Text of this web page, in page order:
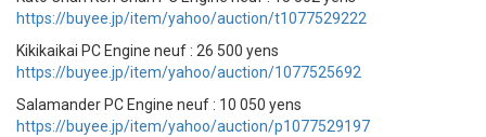
https://buyee.jp/item/yahoo/auction/t1077529222
Kikikaikai PC Engine neuf : 26 500 yens
https://buyee.jp/item/yahoo/auction/1077525692
Salamander PC Engine neuf : 10 050 yens
https://buyee.jp/item/yahoo/auction/p1077529197